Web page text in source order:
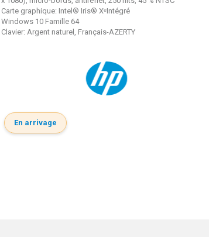
Carte graphique: Intel® Iris® XᵉIntégré
Windows 10 Famille 64
Clavier: Argent naturel, Français-AZERTY
En arrivage